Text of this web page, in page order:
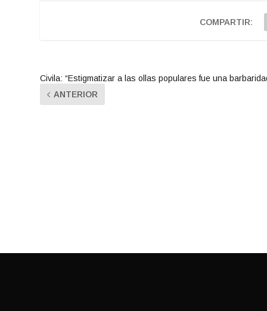
COMPARTIR:
Civila: “Estigmatizar a las ollas populares fue una
ANTERIOR